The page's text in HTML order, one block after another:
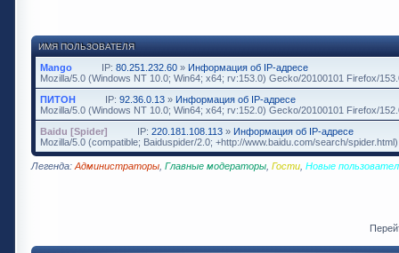
ИМЯ ПОЛЬЗОВАТЕЛЯ
Mango IP: 80.251.232.60 » Информация об IP-адресе
Mozilla/5.0 (Windows NT 10.0; Win64; x64; rv:153.0) Gecko/20100101 Firefox/
ПИТОН
IP: 92.36.0.13 » Информация об IP-адресе
Mozilla/5.0 (Windows NT 10.0; Win64; x64; rv:152.0) Gecko/20100101 Firefox/
Baidu [Spider]
IP: 220.181.108.113 » Информация об IP-адресе
Mozilla/5.0 (compatible; Baiduspider/2.0; +http://www.baidu.com/search/spider.html)
Легенда: Администраторы Главные модераторы Гости Новые